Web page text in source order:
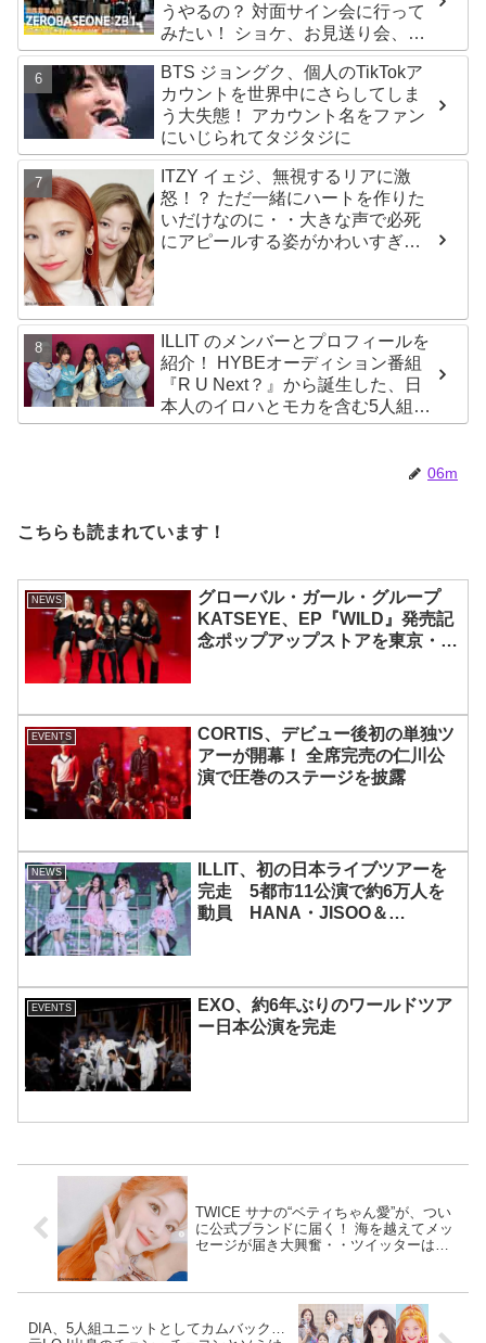
うやるの？ 対面サイン会に行って
みたい！ ショケ、お見送り会、握
手会・・・リリースイベントあれ
これを紹介
BTS ジョングク、個人のTikTokア
カウントを世界中にさらしてしま
う大失態！ アカウント名をファン
にいじられてタジタジに
ITZY イェジ、無視するリアに激
怒！？ ただ一緒にハートを作りた
いだけなのに・・大きな声で必死
にアピールする姿がかわいすぎる
ILLIT のメンバーとプロフィールを
紹介！ HYBEオーディション番組
『R U Next？』から誕生した、日
本人のイロハとモカを含む5人組ガ
ールズグループ！ デビュー曲
06m
こちらも読まれています！
NEWS
グローバル・ガール・グループ
KATSEYE、EP『WILD』発売記
念ポップアップストアを東京・原
EVENTS
CORTIS、デビュー後初の単独ツ
アーが開幕！ 全席完売の仁川公
演で圧巻のステージを披露
NEWS
ILLIT、初の日本ライブツアーを
完走 5都市11公演で約6万人を
動員 HANA・JISOO＆
EVENTS
EXO、約6年ぶりのワールドツア
ー日本公演を完走
TWICE サナの“ベティちゃん愛”が、つい
に公式ブランドに届く！ 海を越えてメッ
セージが届き大興奮・・ツイッターは
DIA、5人組ユニットとしてカムバック…